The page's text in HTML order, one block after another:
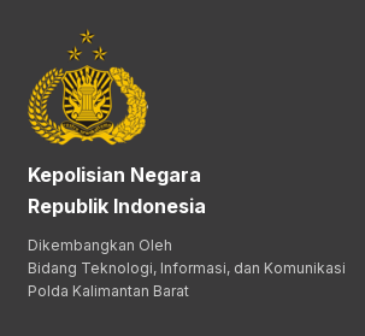
Kepolisian Negara
Republik Indonesia
Dikembangkan Oleh
Bidang Teknologi, Informasi, dan Komunikasi
Polda Kalimantan Barat